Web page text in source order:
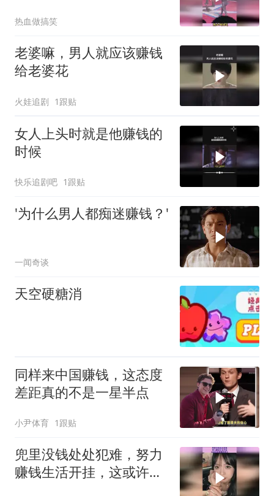
热血做搞笑
老婆嘛，男人就应该赚钱
给老婆花
火娃追剧 1跟贴
女人上头时就是他赚钱的
时候
快乐追剧吧 1跟贴
'为什么男人都痴迷赚钱？'
一闻奇谈
天空硬糖消
同样来中国赚钱，这态度
差距真的不是一星半点
小尹体育 1跟贴
兜里没钱处处犯难，努力
赚钱生活开挂，这或许就